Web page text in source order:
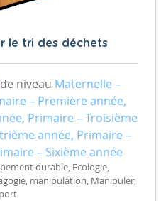
le tri des déchets
de niveau Maternelle –
– Première année,
Primaire – Troisième
année, Primaire –
– Sixième année
durable, Ecologie,
manipulation, Manipuler,